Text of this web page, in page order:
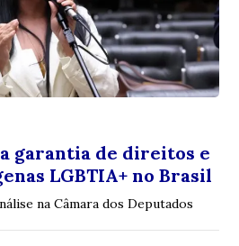
garantia de direitos e
LGBTIA+ no Brasil
na Câmara dos Deputados